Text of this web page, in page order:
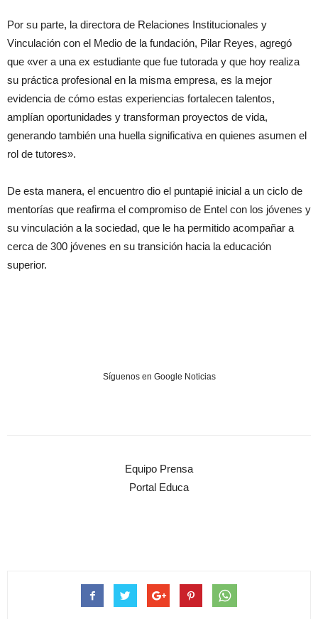
Por su parte, la directora de Relaciones Institucionales y
Vinculación con el Medio de la fundación, Pilar Reyes, agregó
que «ver a una ex estudiante que fue tutorada y que hoy realiza
su práctica profesional en la misma empresa, es la mejor
evidencia de cómo estas experiencias fortalecen talentos,
amplían oportunidades y transforman proyectos de vida,
generando también una huella significativa en quienes asumen el
rol de tutores».
De esta manera, el encuentro dio el puntapié inicial a un ciclo de
mentorías que reafirma el compromiso de Entel con los jóvenes y
su vinculación a la sociedad, que le ha permitido acompañar a
cerca de 300 jóvenes en su transición hacia la educación
superior.
Síguenos en Google Noticias
Equipo Prensa
Portal Educa